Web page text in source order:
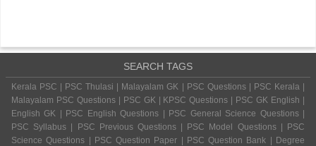
SEARCH TAGS
Kerala PSC | PSC Thulasi | Malayalam GK | PSC Questions | PSC Kerala |
Malayalam PSC Questions | PSC GK | KPSC Questions | PSC GK English |
English GK | PSC English Questions | PSC General Science Questions |
PSC Syllabus | PSC Previous Questions | PSC Model Questions | PSC
Science Questions | PSC Question Paper | PSC Question Bank | Degree